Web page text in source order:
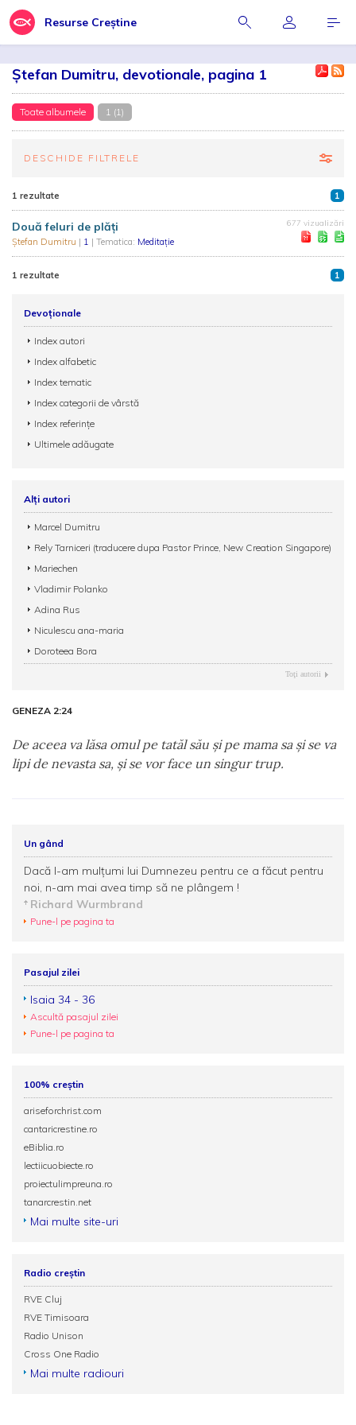
Resurse Creștine
Ștefan Dumitru, devotionale, pagina 1
Toate albumele 1 (1)
DESCHIDE FILTRELE
1 rezultate 1
Două feluri de plăți
Ștefan Dumitru | 1 | Tematica: Meditație
677 vizualizări
1 rezultate 1
Devoționale
Index autori
Index alfabetic
Index tematic
Index categorii de vârstă
Index referințe
Ultimele adăugate
Alți autori
Marcel Dumitru
Rely Tarniceri (traducere dupa Pastor Prince, New Creation Singapore)
Mariechen
Vladimir Polanko
Adina Rus
Niculescu ana-maria
Doroteea Bora
Toţi autorii
GENEZA 2:24
De aceea va lăsa omul pe tatăl său şi pe mama sa şi se va
lipi de nevasta sa, şi se vor face un singur trup.
Un gând
Dacă I-am mulţumi lui Dumnezeu pentru ce a făcut pentru
noi, n-am mai avea timp să ne plângem !
Richard Wurmbrand
Pune-l pe pagina ta
Pasajul zilei
Isaia 34 - 36
Ascultă pasajul zilei
Pune-l pe pagina ta
100% creștin
ariseforchrist.com
cantaricrestine.ro
eBiblia.ro
lectiicuobiecte.ro
proiectulimpreuna.ro
tanarcrestin.net
Mai multe site-uri
Radio creștin
RVE Cluj
RVE Timisoara
Radio Unison
Cross One Radio
Mai multe radiouri